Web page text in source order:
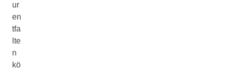
ur
en
tfa
lte
n
kö